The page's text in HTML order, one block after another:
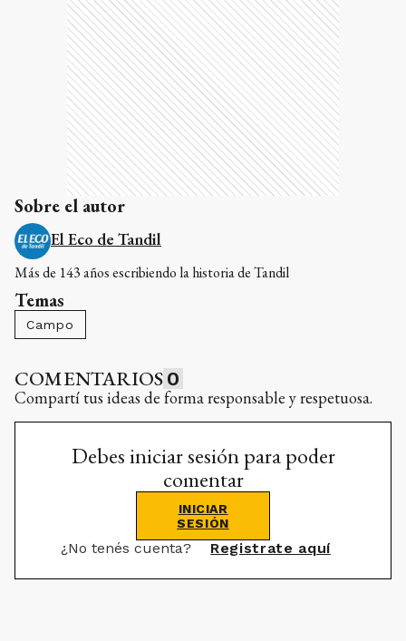
Sobre el autor
El Eco de Tandil
Más de 143 años escribiendo la historia de Tandil
Temas
Campo
COMENTARIOS 0
Compartí tus ideas de forma responsable y respetuosa.
Debes iniciar sesión para poder
comentar
INICIAR
SESIÓN
¿No tenés cuenta? Registrate aquí